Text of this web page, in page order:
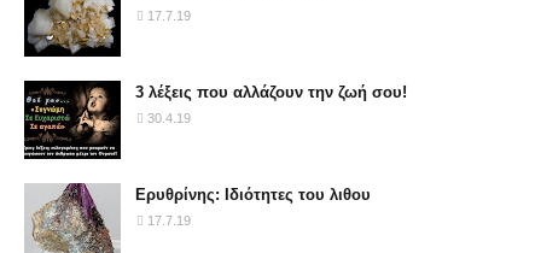
17.7.19
3 λέξεις που αλλάζουν την ζωή σου!
30.4.19
Ερυθρίνης: Ιδιότητες του λιθου
17.7.19